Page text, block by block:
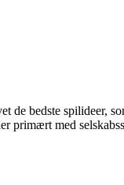
bedste spilideer,
med